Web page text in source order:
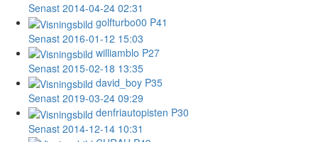
Senast 2014-04-24 02:31
golfturbo00 P41
Senast 2016-01-12 15:03
williamblo P27
Senast 2015-02-18 13:35
david_boy P35
Senast 2019-03-24 09:29
denfriautopisten P30
Senast 2014-12-14 10:31